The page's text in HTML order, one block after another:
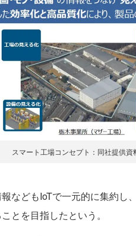
スマート工場コンセプト：同社提供資
などもIoTで一元的に集約し
とを目指したという。